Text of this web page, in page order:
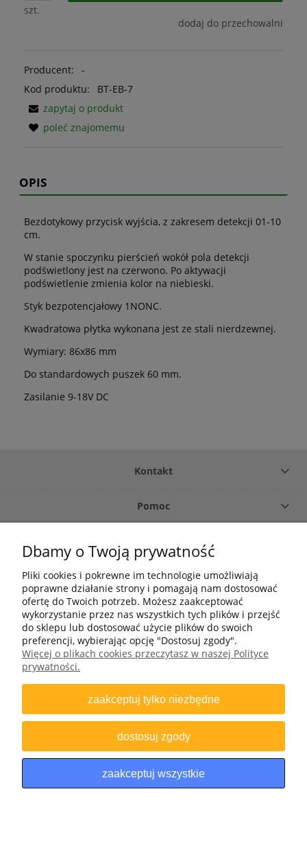
szt.
dodaj do przechowalni
Producent:
-
Kod produktu:
BT-EB-7
zapytaj o produkt
poleć znajomemu
OPIS
Bezdotykowy przycisk wyjścia, z zakresem detekcji 01-10
cm.
W stanie spoczynku pierścień wokół pola detekcji
podświetlony jest na czerwono. Po aktywacji
podświetlenie zmienia kolor na niebieski.
Styk bezpotencjałowy 1NONC.
Kwadratowa płytka wykonana jest ze stali nierdzewnej.
Wymiary: 86x86 mm
Do standardowych puszek 60 mm.
Zasilanie 9-18V DC
Kontakt
Pomoc
O firmie
Moje konto
+48 502 695 633
Bomap Spółka z o.o., ul. Bartosza Głowackiego 25-27, 45-110 Opole
NIP: 7542660854 | REGON: 531652651 | KRS: 0000196628 | BDO: 000008258
| ZSVR (“LUCID”): DE4703792412781
Dbamy o Twoją prywatność
Pliki cookies i pokrewne im technologie umożliwiają
poprawne działanie strony i pomagają nam dostosować
ofertę do Twoich potrzeb. Możesz zaakceptować
wykorzystanie przez nas wszystkich tych plików i przejść
do sklepu lub dostosować użycie plików do swoich
preferencji, wybierając opcję "Dostosuj zgody".
Więcej o plikach cookies przeczytasz w naszej Polityce
prywatności.
zaakceptuj tylko niezbędne
dostosuj zgody
zaakceptuj wszystkie